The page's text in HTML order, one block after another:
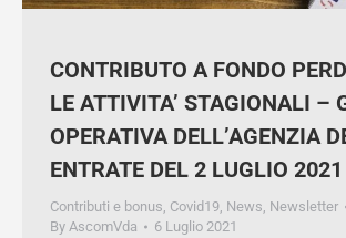
CONTRIBUTO A FONDO
PER LE ATTIVITA’
GUIDA OPERATIVA
DELLE ENTRATE DEL 2
Contributi e bonus Covid19 News
Newsletter
By
AscomVda 6 Luglio 2021